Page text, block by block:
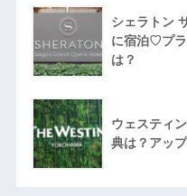
シェラトン
に宿泊♡プ
は？
ウェスティ
典は？アッ